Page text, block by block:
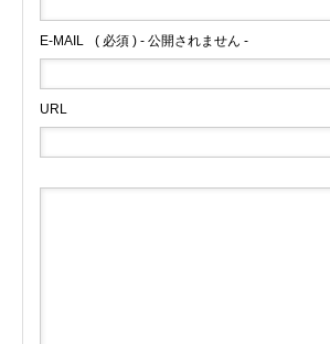
E-MAIL ( 必須 ) - 公開されません -
URL